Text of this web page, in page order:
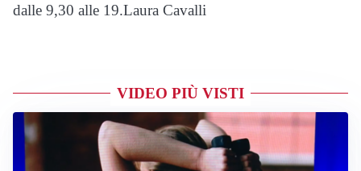
dalle 9,30 alle 19.Laura Cavalli
VIDEO PIÙ VISTI